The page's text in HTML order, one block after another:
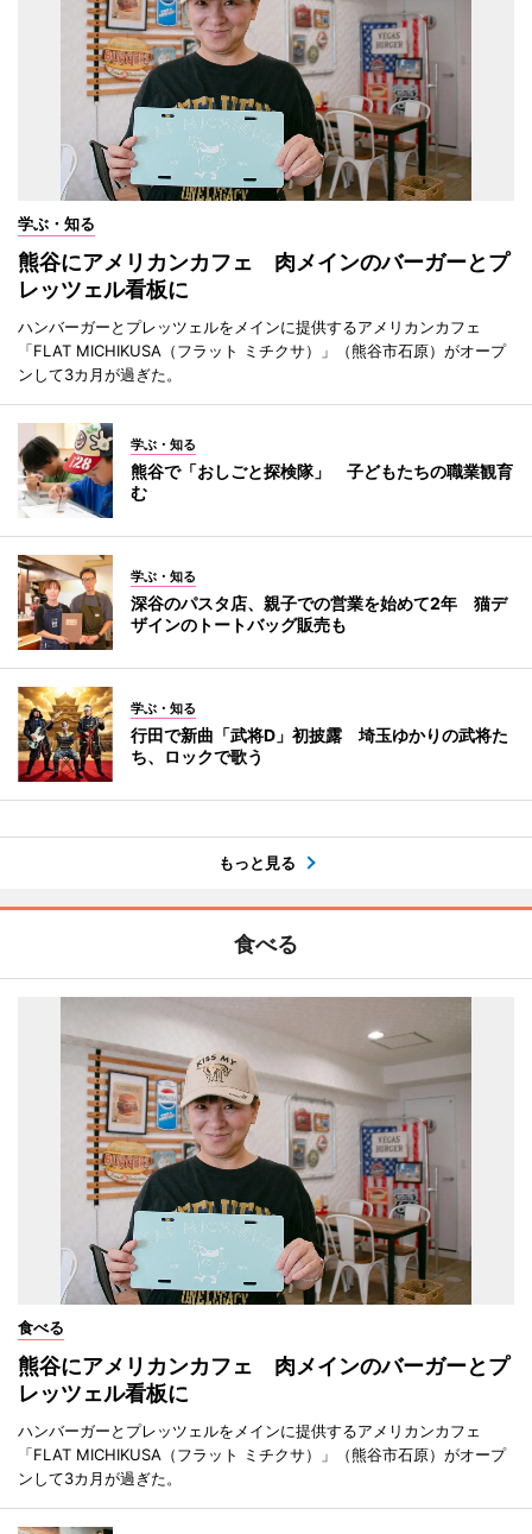
学ぶ・知る
熊谷にアメリカンカフェ 肉メインのバーガーとプ
レッツェル看板に
ハンバーガーとプレッツェルをメインに提供するアメリカンカフェ
「FLAT MICHIKUSA（フラット ミチクサ）」（熊谷市石原）がオープ
ンして3カ月が過ぎた。
学ぶ・知る
熊谷で「おしごと探検隊」 子どもたちの職業観育
む
学ぶ・知る
深谷のパスタ店、親子での営業を始めて2年 猫デ
ザインのトートバッグ販売も
学ぶ・知る
行田で新曲「武将D」初披露 埼玉ゆかりの武将た
ち、ロックで歌う
もっと見る
食べる
食べる
熊谷にアメリカンカフェ 肉メインのバーガーとプ
レッツェル看板に
ハンバーガーとプレッツェルをメインに提供するアメリカンカフェ
「FLAT MICHIKUSA（フラット ミチクサ）」（熊谷市石原）がオープ
ンして3カ月が過ぎた。